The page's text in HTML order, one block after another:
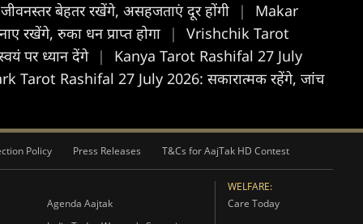
बेहतर रखेंगे, असहजताएं दूर होंगी |
Makar
रखेंगे, रुका धन प्राप्त होगा |
Vrishchik Tarot
पर ध्यान देंगे |
Kanya Tarot Rashifal 27 July
Tarot Rashifal 27 July 2026: सकारात्मक रहेंगे, जांच
Policy Press Releases T&Cs for AajTak HD Contest
Agenda Aajtak
WELFARE:
Care Today